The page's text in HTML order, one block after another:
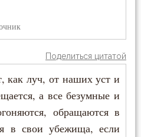
Поделиться цитатой
как луч, от наших уст и
а все безумные и
обращаются в
в свои убежища, если